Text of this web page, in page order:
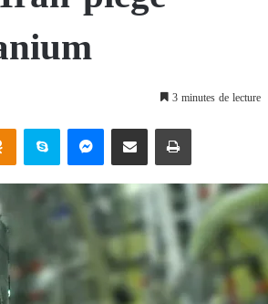
3 minutes de lecture